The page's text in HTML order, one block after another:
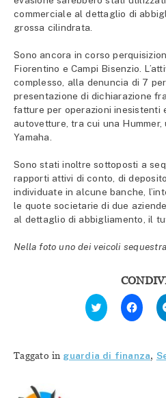
commerciale al dettaglio di
grossa cilindrata.
Sono ancora in corso
Fiorentino e Campi Bisenzio.
complesso, alla denuncia di 7
presentazione di dichiarazione
fatture per operazioni inesistenti
autovetture, tra cui una Hummer,
Yamaha.
Sono stati inoltre sottoposti a
rapporti attivi di conto, di
individuate in alcune banche,
le quote societarie di due
al dettaglio di abbigliamento, il
Nella foto uno dei veicoli
Fai
clic
qui
Twitter
(Si
Fai
clic
per
(Si
apre
Taggato in guardia di finanza,